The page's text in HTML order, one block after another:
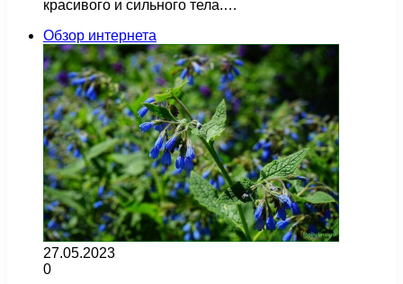
красивого и сильного тела.…
Обзор интернета
27.05.2023
0